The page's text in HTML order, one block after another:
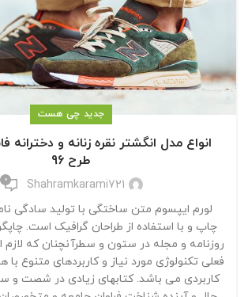
جدید چی هست
انواع مدل انگشتر نقره زنانه و
طرح 96
Shahramkarami721
0
لورم ایپسوم متن ساختگی با تولید سادگی
چاپ و با استفاده از طراحان گرافیک است.
روزنامه و مجله در ستون و سطرآنچنان که لازم
فعلی تکنولوژی مورد نیاز و کاربردهای متنوع با
کاربردی می باشد. کتابهای زیادی در شصت و